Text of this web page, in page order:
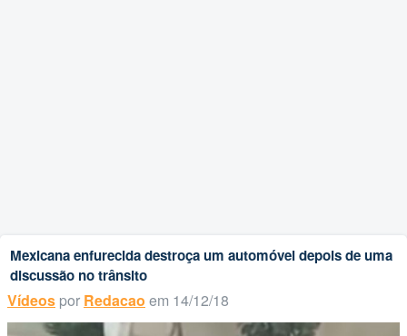
Mexicana enfurecida destroça um automóvel depois de uma
discussão no trânsito
Vídeos por Redacao em 14/12/18